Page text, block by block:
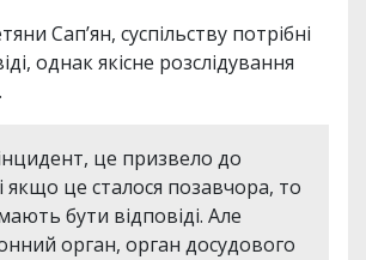
Сап’ян, суспільству потрібні
однак якісне розслідування
це призвело до
якщо це сталося позавчора, то
бути відповіді. Але
орган, орган досудового